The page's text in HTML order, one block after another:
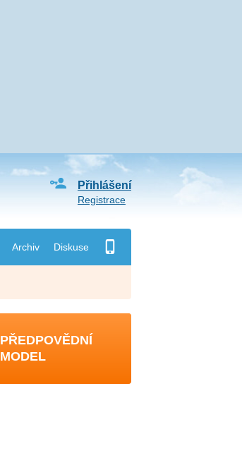
Archiv Diskuse
Přihlášení
Registrace
PŘEDPOVĚDNÍ
MODEL